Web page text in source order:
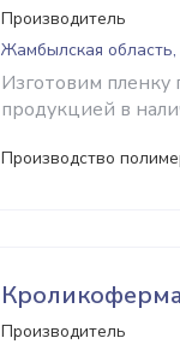
Производитель
Жамбылская область,
Изготовим пленку
продукцией в
Производство
Кроликоферма
Производитель